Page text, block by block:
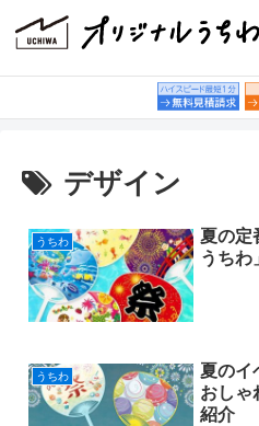
デザイン
うちわ
夏の定
うちわ
うちわ
夏のイ
おしゃ
紹介